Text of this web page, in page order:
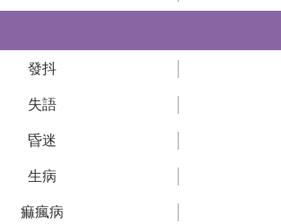
發抖
失語
昏迷
生病
痲瘋病